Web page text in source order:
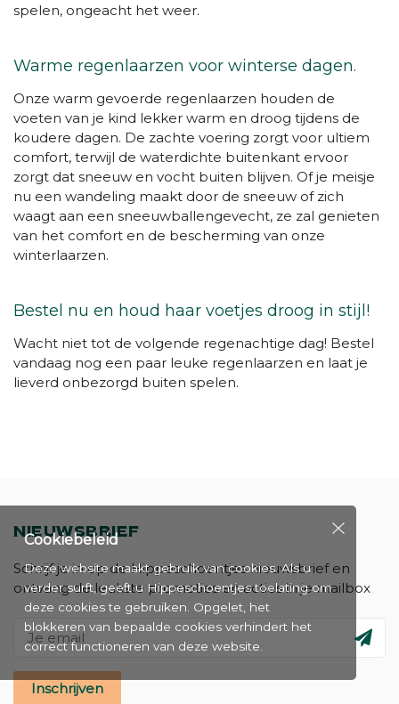
spelen, ongeacht het weer.
Warme regenlaarzen voor winterse dagen.
Onze warm gevoerde regenlaarzen houden de
voeten van je kind lekker warm en droog tijdens de
koudere dagen. De zachte voering zorgt voor ultiem
comfort, terwijl de waterdichte buitenkant ervoor
zorgt dat sneeuw en vocht buiten blijven. Of je meisje
nu een wandeling maakt door de sneeuw of zich
waagt aan een sneeuwballengevecht, ze zal genieten
van het comfort en de bescherming van onze
winterlaarzen.
Bestel nu en houd haar voetjes droog in stijl!
Wacht niet tot de volgende regenachtige dag! Bestel
vandaag nog een paar leuke regenlaarzen en laat je
lieverd onbezorgd buiten spelen.
NIEUWSBRIEF
Schrijf je in op de Hippeschoentjes nieuwsbrief en
ontvang de leukste promoties en acties in je mailbox
Inschrijven
Cookiebeleid
Deze website maakt gebruik van cookies. Als u
verder surft, geeft u Hippeschoentjes toelating om
deze cookies te gebruiken. Opgelet, het
blokkeren van bepaalde cookies verhindert het
correct functioneren van deze website.